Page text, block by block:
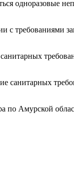
одноразовые
с
санитарных
по Амурской